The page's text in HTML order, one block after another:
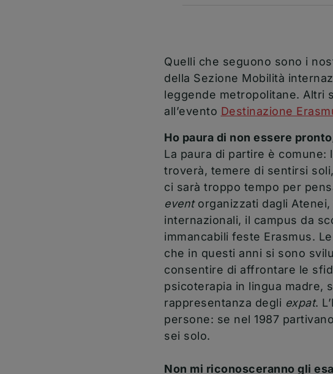
Quelli che seguono sono i
della Sezione Mobilità
leggende metropolitane. Altri
all’evento Destinazione
Ho paura di non essere
La paura di partire è
troverà, temere di sentirsi
ci sarà troppo tempo per
event organizzati dagli
internazionali, il campus da
immancabili feste Erasmus.
che in questi anni si sono
consentire di affrontare le
psicoterapia in lingua madre,
rappresentanza degli expat.
persone: se nel 1987
sei solo.
Non mi riconosceranno gli